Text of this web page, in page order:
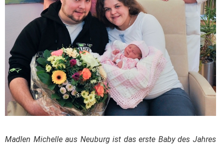
Madlen Michelle aus Neuburg ist das erste Baby des Jahres